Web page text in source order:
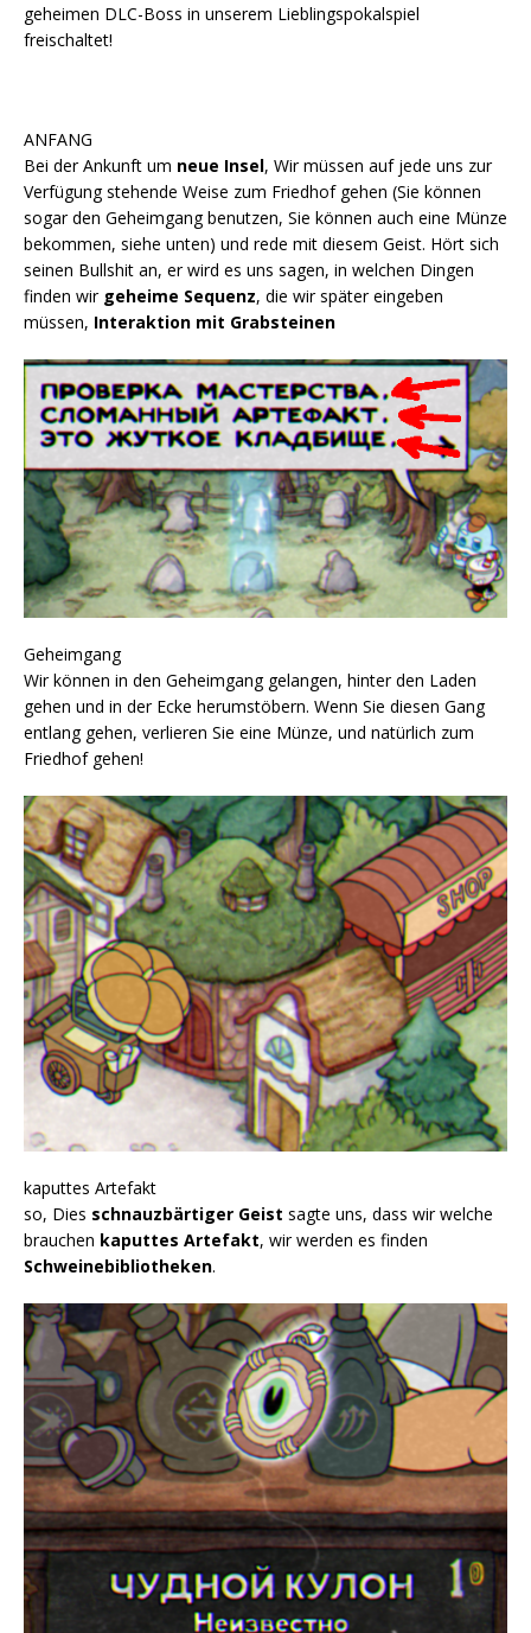
geheimen DLC-Boss in unserem Lieblingspokalspiel
freischaltet!
ANFANG
Bei der Ankunft um neue Insel, Wir müssen auf jede uns zur
Verfügung stehende Weise zum Friedhof gehen (Sie können
sogar den Geheimgang benutzen, Sie können auch eine Münze
bekommen, siehe unten) und rede mit diesem Geist. Hört sich
seinen Bullshit an, er wird es uns sagen, in welchen Dingen
finden wir geheime Sequenz, die wir später eingeben
müssen, Interaktion mit Grabsteinen
Geheimgang
Wir können in den Geheimgang gelangen, hinter den Laden
gehen und in der Ecke herumstöbern. Wenn Sie diesen Gang
entlang gehen, verlieren Sie eine Münze, und natürlich zum
Friedhof gehen!
kaputtes Artefakt
so, Dies schnauzbärtiger Geist sagte uns, dass wir welche
brauchen kaputtes Artefakt, wir werden es finden
Schweinebibliotheken.